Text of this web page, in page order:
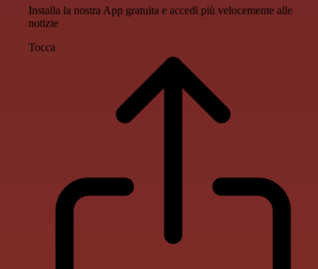
Installa la nostra App gratuita e accedi più velocemente alle
notizie
Tocca